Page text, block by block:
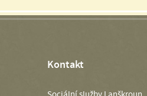
Kontakt